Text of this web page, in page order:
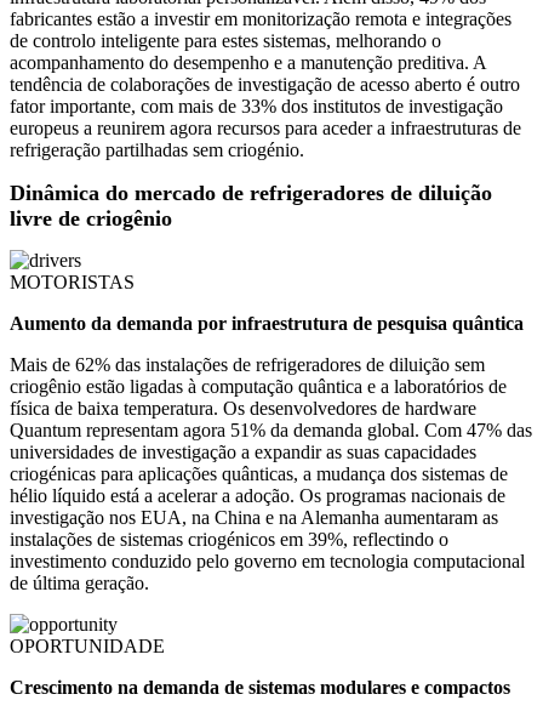
fabricantes estão a investir em monitorização remota e integrações
de controlo inteligente para estes sistemas, melhorando o
acompanhamento do desempenho e a manutenção preditiva. A
tendência de colaborações de investigação de acesso aberto é outro
fator importante, com mais de 33% dos institutos de investigação
europeus a reunirem agora recursos para aceder a infraestruturas de
refrigeração partilhadas sem criogénio.
Dinâmica do mercado de refrigeradores de diluição
livre de criogênio
MOTORISTAS
Aumento da demanda por infraestrutura de pesquisa quântica
Mais de 62% das instalações de refrigeradores de diluição sem
criogênio estão ligadas à computação quântica e a laboratórios de
física de baixa temperatura. Os desenvolvedores de hardware
Quantum representam agora 51% da demanda global. Com 47% das
universidades de investigação a expandir as suas capacidades
criogénicas para aplicações quânticas, a mudança dos sistemas de
hélio líquido está a acelerar a adoção. Os programas nacionais de
investigação nos EUA, na China e na Alemanha aumentaram as
instalações de sistemas criogénicos em 39%, reflectindo o
investimento conduzido pelo governo em tecnologia computacional
de última geração.
OPORTUNIDADE
Crescimento na demanda de sistemas modulares e compactos